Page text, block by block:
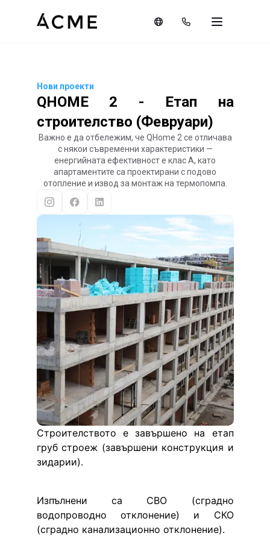
Нови проекти
QHOME 2 - Етап на
строителство (Февруари)
Важно е да отбележим, че QHome 2 се отличава
с някои съвременни характеристики —
енергийната ефективност е клас A, като
апартаментите са проектирани с подово
отопление и извод за монтаж на термопомпа.
Строителството е завършено на етап
груб строеж (завършени конструкция и
зидарии).
Изпълнени са СВО (сградно
водопроводно отклонение) и СКО
(сградно канализационно отклонение).